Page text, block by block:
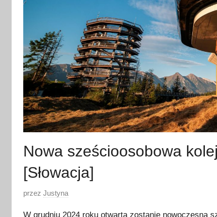
Nowa sześcioosobowa
[Słowacja]
O
przez Justyna
W grudniu 2024 roku otwarta zostanie nowoczesna